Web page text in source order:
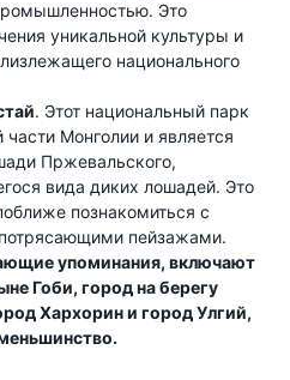
Это
уникальной культуры и
национального
. Этот национальный парк
Монголии и является
Пржевальского,
вида диких лошадей. Это
познакомиться с
пейзажами.
упоминания, включают
Гоби, город на берегу
Хархорин и город Улгий,